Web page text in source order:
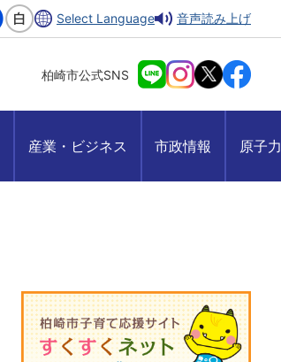
Select Language 音声読み上げ
柏崎市公式SNS
産業・ビジネス 市政情報 原子力